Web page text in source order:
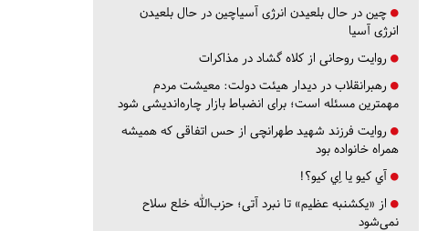
چین در حال بلعیدن انرژی آسیاچین در حال بلعیدن
انرژی آسیا
روایت روحانی از کلاه گشاد در مذاکرات
رهبرانقلاب در دیدار هیئت دولت: معیشت مردم
مهمترین مسئله است؛ برای انضباط بازار چاره‌اندیشی شود
روایت فرزند شهید طهرانچی از حس اتفاقی که همیشه
همراه خانواده بود
آي كيو يا اِي كيو؟!
از «یکشنبه عظیم» تا نبرد آتی؛ حزب‌الله خلع سلاح
نمی‌شود